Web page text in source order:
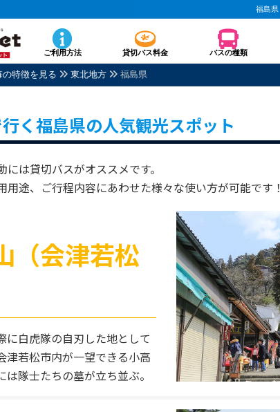
福島県
ご利用方法 貸切バス料金 バスの種類
の特徴を見る 東北地方 福島県
く福島県の人気観光スポット
には貸切バスがオススメです。
用途、ご行程内容にあわせた様々な使い方が可能です！
（会津若松
に白虎隊の自刃した地として
津若松市内が一望できる小高
は隊士たちの墓が立ち並ぶ。